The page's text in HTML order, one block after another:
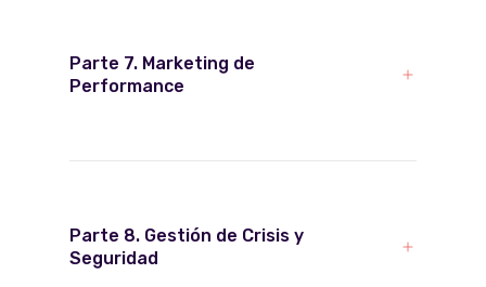
Parte 7. Marketing de
Performance
Parte 8. Gestión de Crisis y
Seguridad